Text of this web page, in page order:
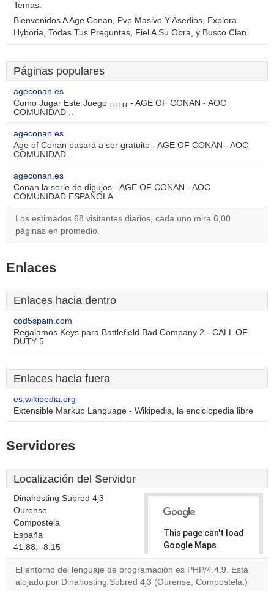
Temas:
Bienvenidos A Age Conan, Pvp Masivo Y Asedios, Explora
Hyboria, Todas Tus Preguntas, Fiel A Su Obra, y Busco Clan.
Páginas populares
ageconan.es
Como Jugar Este Juego ¡¡¡¡¡¡ - AGE OF CONAN - AOC
COMUNIDAD ..
ageconan.es
Age of Conan pasará a ser gratuito - AGE OF CONAN - AOC
COMUNIDAD ..
ageconan.es
Conan la serie de dibujos - AGE OF CONAN - AOC
COMUNIDAD ESPAÑOLA
Los estimados 68 visitantes diarios, cada uno mira 6,00
páginas en promedio.
Enlaces
Enlaces hacia dentro
cod5spain.com
Regalamos Keys para Battlefield Bad Company 2 - CALL OF
DUTY 5
Enlaces hacia fuera
es.wikipedia.org
Extensible Markup Language - Wikipedia, la enciclopedia libre
Servidores
Localización del Servidor
Dinahosting Subred 4j3
Ourense
Compostela
España
41.88, -8.15
This page can't load
Google Maps
correctly.
Do you
El entorno del lenguaje de programación es PHP/4.4.9. Está
alojado por Dinahosting Subred 4j3 (Ourense, Compostela,)